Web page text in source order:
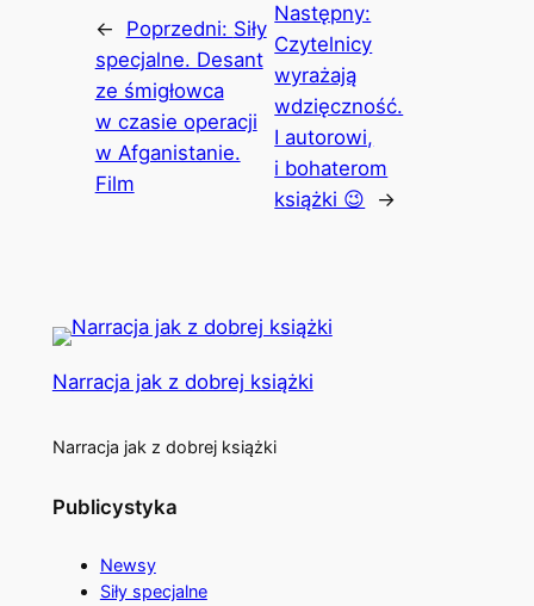
← Poprzedni: Siły
specjalne. Desant
ze śmigłowca
w czasie operacji
w Afganistanie.
Film
Następny:
Czytelnicy
wyrażają
wdzięczność.
I autorowi,
i bohaterom
książki 😉
→
Narracja jak z dobrej książki
Narracja jak z dobrej książki
Publicystyka
Newsy
Siły specjalne